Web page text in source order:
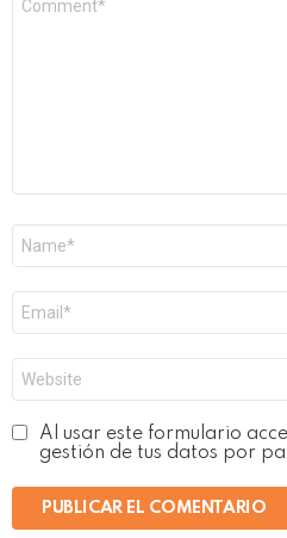
electrónico
*
Al usar este formulario
gestión de tus datos por